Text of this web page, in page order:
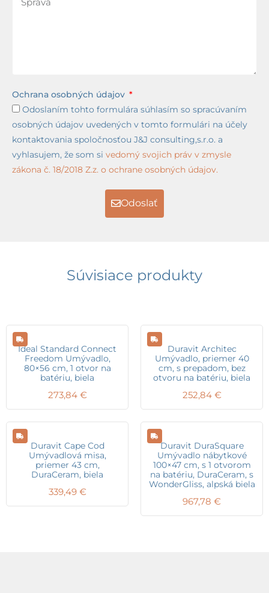
Ochrana osobných údajov
Odoslaním tohto formulára súhlasím so spracúvaním
osobných údajov uvedených v tomto formulári na účely
kontaktovania spoločnosťou J&J consulting,s.r.o. a
vyhlasujem, že som si vedomý svojich práv v zmysle
zákona č. 18/2018 Z.z. o ochrane osobných údajov.
Odoslať
Súvisiace produkty
Ideal Standard Connect
Freedom Umývadlo,
80×56 cm, 1 otvor na
batériu, biela
273,84 €
Duravit Architec
Umývadlo, priemer 40
cm, s prepadom, bez
otvoru na batériu, biela
252,84 €
Duravit Cape Cod
Umývadlová misa,
priemer 43 cm,
DuraCeram, biela
339,49 €
Duravit DuraSquare
Umývadlo nábytkové
100×47 cm, s 1 otvorom
na batériu, DuraCeram, s
WonderGliss, alpská biela
967,78 €